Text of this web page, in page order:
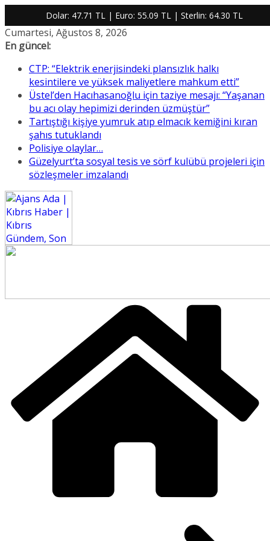
Dolar: 47.71 TL| Euro: 55.09 TL| Sterlin: 64.30 TL
Skip
to
Cumartesi, Ağustos 8, 2026
En güncel:
CTP: “Elektrik enerjisindeki plansızlık halkı
kesintilere ve yüksek maliyetlere mahkum etti”
Üstel’den Hacıhasanoğlu için taziye mesajı: “Yaşanan
bu acı olay hepimizi derinden üzmüştür”
Tartıştığı kişiye yumruk atıp elmacık kemiğini kıran
şahıs tutuklandı
Polisiye olaylar…
Güzelyurt’ta sosyal tesis ve sörf kulübü projeleri için
sözleşmeler imzalandı